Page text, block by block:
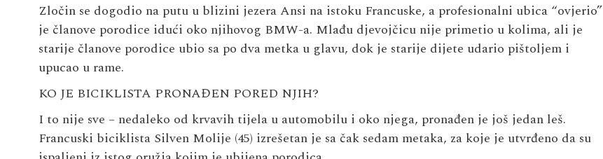
Zločin se dogodio na putu u blizini jezera Ansi na istoku Francuske, a profesionalni ubica “ovjerio”
je članove porodice idući oko njihovog BMW-a. Mlađu djevojčicu nije primetio u kolima, ali je
starije članove porodice ubio sa po dva metka u glavu, dok je starije dijete udario pištoljem i
upucao u rame.
KO JE BICIKLISTA PRONAĐEN PORED NJIH?
I to nije sve – nedaleko od krvavih tijela u automobilu i oko njega, pronađen je još jedan leš.
Francuski biciklista Silven Molije (45) izrešetan je sa čak sedam metaka, za koje je utvrđeno da su